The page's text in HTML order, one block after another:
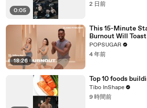
0:05
2 日前
18:26
This 15-Minute
Burnout Will
POPSUGAR
4 年前
Top 10 foods
Tibo InShape
9 時間前